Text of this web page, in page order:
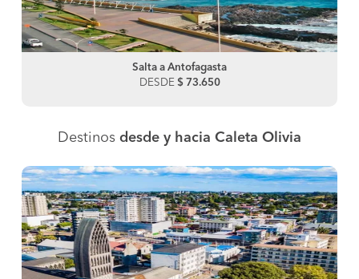
Salta a Antofagasta
DESDE $ 73.650
Destinos desde y hacia Caleta Olivia